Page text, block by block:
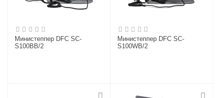
Министеппер DFC SC-
S100BB/2
Министеппер DFC SC-
S100WB/2